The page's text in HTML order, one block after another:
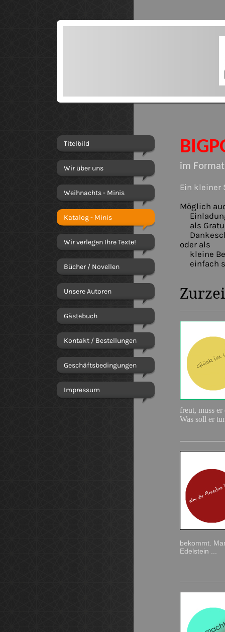
Titelbild
Wir über uns
Weihnachts - Minis
Katalog - Minis
Wir verlegen Ihre Texte!
Bücher / Novellen
Unsere Autoren
Gästebuch
Kontakt / Bestellungen
Geschäftsbedingungen
Impressum
im
Ein kleiner
Möglich
als
oder als
kleine
einfach
freut, muss
Was soll er
bekommt.
Edelstein ...